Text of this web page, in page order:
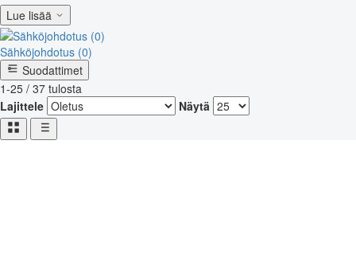
Lue lisää
Sähköjohdotus (0)
Suodattimet
1-25 / 37 tulosta
Lajittele
Näytä